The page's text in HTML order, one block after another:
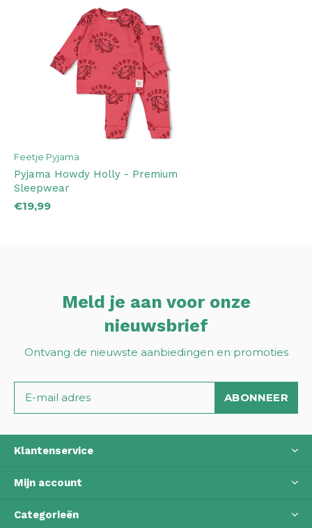
Feetje Pyjama
Pyjama Howdy Holly - Premium
Sleepwear
€19,99
Meld je aan voor onze
nieuwsbrief
Ontvang de nieuwste aanbiedingen en promoties
ABONNEER
Klantenservice
Mijn account
Categorieën